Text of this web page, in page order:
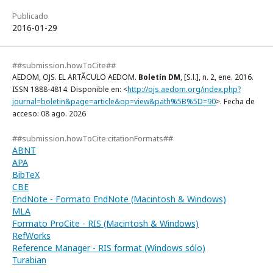
Publicado
2016-01-29
##submission.howToCite##
AEDOM, OJS. EL ARTÃCULO AEDOM. Boletín DM, [S.l.], n. 2, ene. 2016.
ISSN 1888-4814. Disponible en: <http://ojs.aedom.org/index.php?
journal=boletin&page=article&op=view&path%5B%5D=90>. Fecha de
acceso: 08 ago. 2026
##submission.howToCite.citationFormats##
ABNT
APA
BibTeX
CBE
EndNote - Formato EndNote (Macintosh & Windows)
MLA
Formato ProCite - RIS (Macintosh & Windows)
RefWorks
Reference Manager - RIS format (Windows sólo)
Turabian